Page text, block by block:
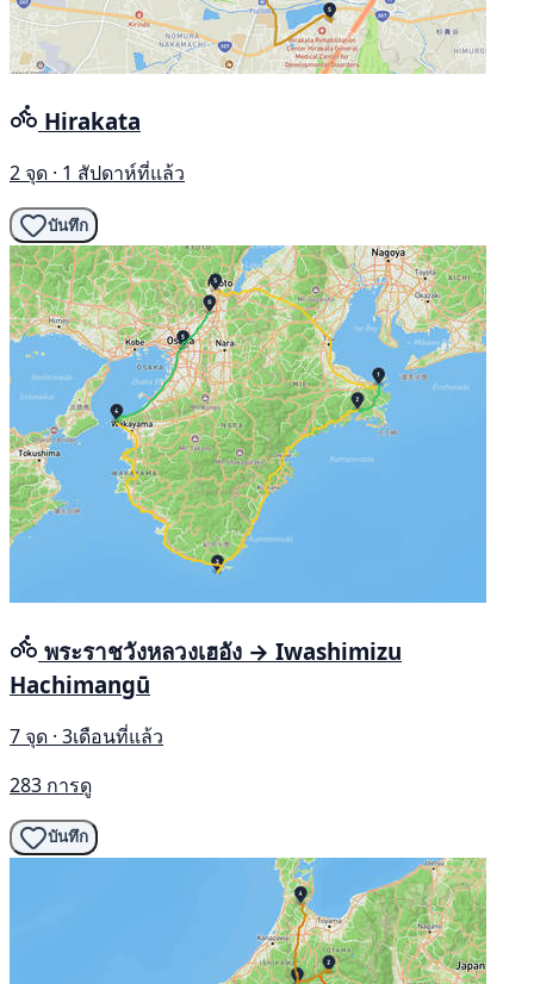
Hirakata
2 จุด · 1 สัปดาห์ที่แล้ว
บันทึก
พระราชวังหลวงเฮอัง → Iwashimizu
Hachimangū
7 จุด · 3เดือนที่แล้ว
283 การดู
บันทึก